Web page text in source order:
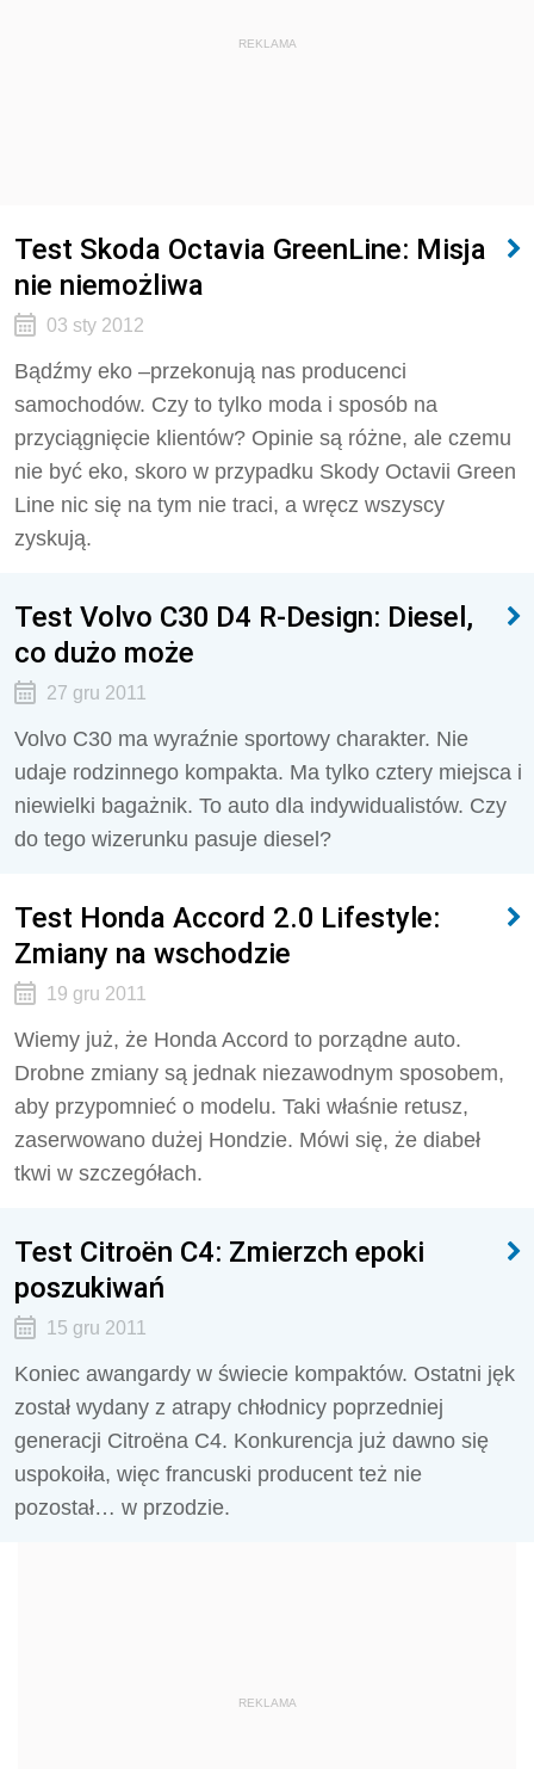
REKLAMA
Test Skoda Octavia GreenLine: Misja
nie niemożliwa
03 sty 2012
Bądźmy eko –przekonują nas producenci
samochodów. Czy to tylko moda i sposób na
przyciągnięcie klientów? Opinie są różne, ale czemu
nie być eko, skoro w przypadku Skody Octavii Green
Line nic się na tym nie traci, a wręcz wszyscy
zyskują.
Test Volvo C30 D4 R-Design: Diesel,
co dużo może
27 gru 2011
Volvo C30 ma wyraźnie sportowy charakter. Nie
udaje rodzinnego kompakta. Ma tylko cztery miejsca i
niewielki bagażnik. To auto dla indywidualistów. Czy
do tego wizerunku pasuje diesel?
Test Honda Accord 2.0 Lifestyle:
Zmiany na wschodzie
19 gru 2011
Wiemy już, że Honda Accord to porządne auto.
Drobne zmiany są jednak niezawodnym sposobem,
aby przypomnieć o modelu. Taki właśnie retusz,
zaserwowano dużej Hondzie. Mówi się, że diabeł
tkwi w szczegółach.
Test Citroën C4: Zmierzch epoki
poszukiwań
15 gru 2011
Koniec awangardy w świecie kompaktów. Ostatni jęk
został wydany z atrapy chłodnicy poprzedniej
generacji Citroëna C4. Konkurencja już dawno się
uspokoiła, więc francuski producent też nie
pozostał… w przodzie.
REKLAMA